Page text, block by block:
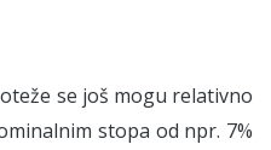
se još mogu relativno
stopa od npr. 7%